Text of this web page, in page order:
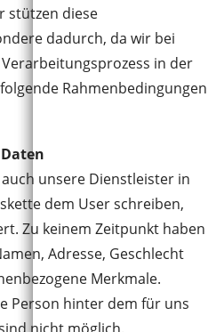
stützen diese
dadurch, da wir bei
in der
Rahmenbedingungen
unsere Dienstleister in
dem User schreiben,
Zu keinem Zeitpunkt haben
Adresse, Geschlecht
Merkmale.
Person hinter dem für uns